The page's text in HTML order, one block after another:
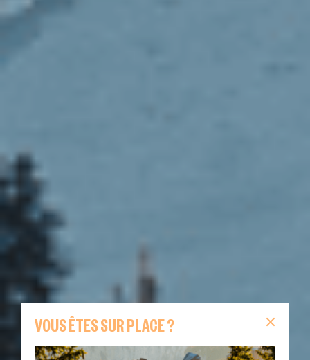
VOUS ÊTES SUR PLACE ?